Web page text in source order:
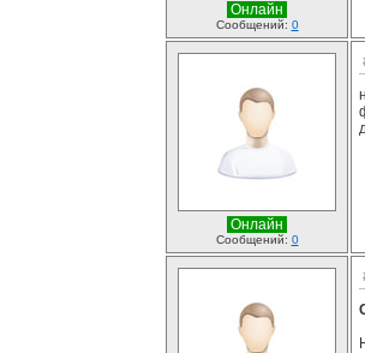
Онлайн
Сообщений: 0
Онлайн
Сообщений: 0